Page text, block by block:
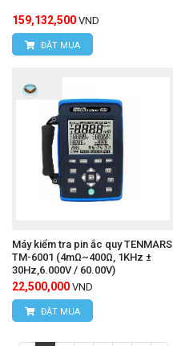
159,132,500 VND
ĐẶT MUA
Máy kiểm tra pin ắc quy TENMARS
TM-6001 (4mΩ~400Ω, 1KHz ±
30Hz,6.000V / 60.00V)
22,500,000 VND
ĐẶT MUA